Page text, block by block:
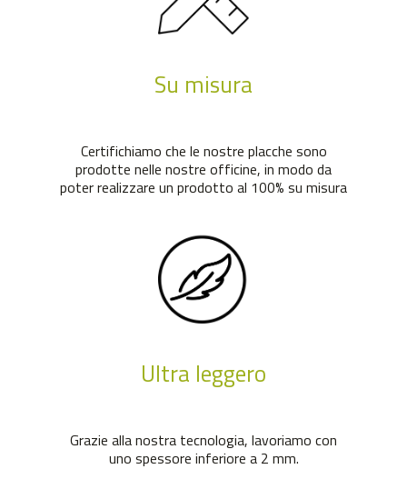
Su misura
Certifichiamo che le nostre placche sono
prodotte nelle nostre officine, in modo da
poter realizzare un prodotto al 100% su misura
Ultra leggero
Grazie alla nostra tecnologia, lavoriamo con
uno spessore inferiore a 2 mm.